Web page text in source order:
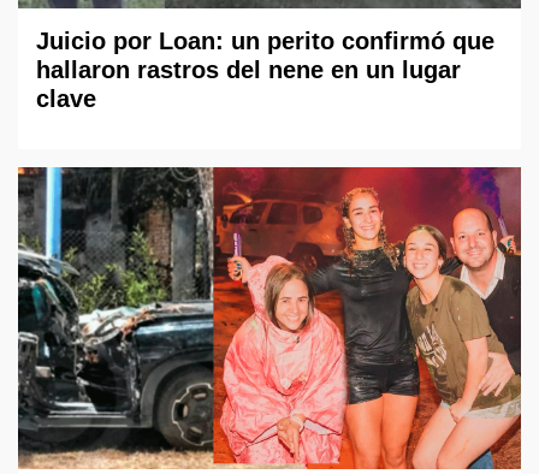
Juicio por Loan: un perito confirmó que
hallaron rastros del nene en un lugar
clave